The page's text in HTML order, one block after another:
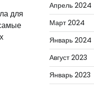
для
Апрель 2024
Март 2024
Январь 2024
Август 2023
Январь 2023